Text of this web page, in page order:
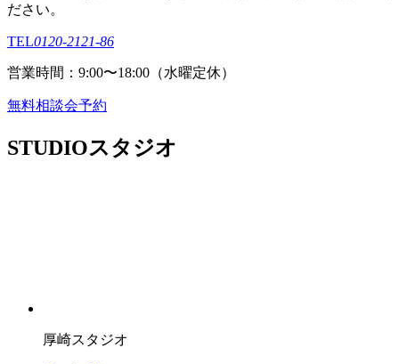
ださい。
TEL0120-2121-86
営業時間：9:00〜18:00（⽔曜定休）
無料相談会予約
STUDIOスタジオ
厚崎スタジオ